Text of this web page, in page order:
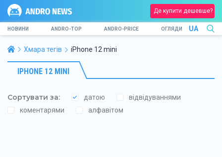
Де купити дешевше?
НОВИНИ ANDRO-TOP ANDRO-PRICE ОГЛЯДИ UA
Хмара тегів iPhone 12 mini
IPHONE 12 MINI
Сортувати за: датою
відвідуваннями
коментарями
алфавітом